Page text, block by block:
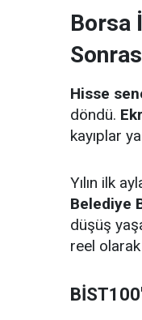
Borsa
Hisse
döndü.
kayıplar
Yılın ilk
Belediye
düşüş
reel olarak